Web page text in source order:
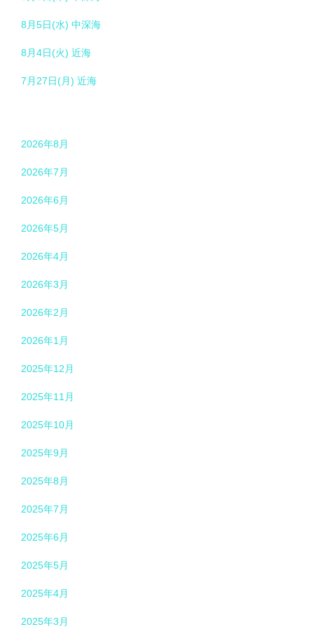
8月5日(水) 中深海
8月4日(火) 近海
7月27日(月) 近海
2026年8月
2026年7月
2026年6月
2026年5月
2026年4月
2026年3月
2026年2月
2026年1月
2025年12月
2025年11月
2025年10月
2025年9月
2025年8月
2025年7月
2025年6月
2025年5月
2025年4月
2025年3月